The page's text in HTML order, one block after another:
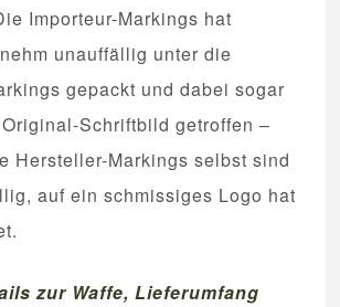
Importeur-Markings hat
unauffällig unter die
gepackt und dabei sogar
Schriftbild getroffen –
Hersteller-Markings selbst sind
auf ein schmissiges Logo hat
zur Waffe, Lieferumfang